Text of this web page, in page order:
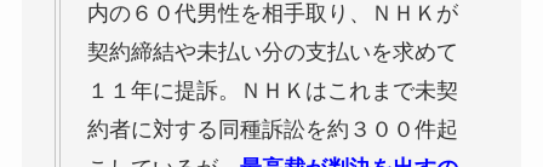
内の６０代男性を相手取り、ＮＨＫが
契約締結や未払い分の支払いを求めて
１１年に提訴。ＮＨＫはこれまで未契
約者に対する同種訴訟を約３００件起